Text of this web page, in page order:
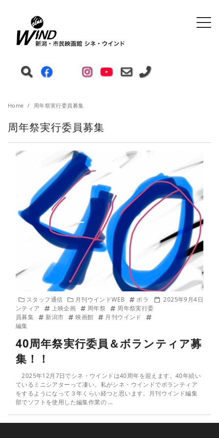
Home 周年祭実行委員募集
周年祭実行委員募集
スタッフ通信 月刊ウインドWEB
ボラ
ンティア
上映企画 周年祭
周年祭実行委
員募集
新潟市 映画館
月刊ウインド
編集
2025年9月4日
40周年祭実行委員＆ボランティア募
集！！
2025年12月7日でシネ・ウインドは40周年を迎えます。40年続い
ているミニシアターって凄い。私がシネ・ウインドでボランティア
をするようになって３年くらい経つと思います。月刊ウインド編集
部でソフトを使用した編集作業の …